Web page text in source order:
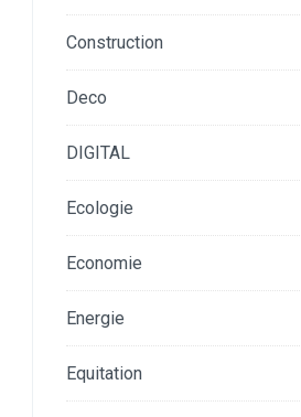
Construction
Deco
DIGITAL
Ecologie
Economie
Energie
Equitation